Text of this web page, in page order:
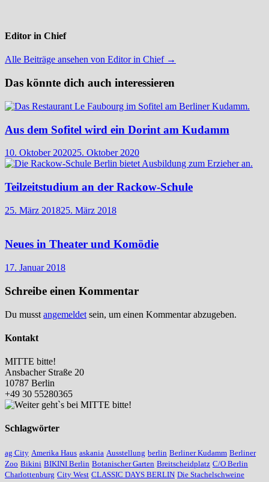
Editor in Chief
Alle Beiträge ansehen von Editor in Chief →
Das könnte dich auch interessieren
Aus dem Sofitel wird ein Dorint am Kudamm
10. Oktober 202025. Oktober 2020
Teilzeitstudium an der Rackow-Schule
25. März 201825. März 2018
Neues in Theater und Komödie
17. Januar 2018
Schreibe einen Kommentar
Du musst angemeldet sein, um einen Kommentar abzugeben.
Kontakt
MITTE bitte!
Ansbacher Straße 20
10787 Berlin
+49 30 55280365
Schlagwörter
ag City Amerika Haus askania Ausstellung berlin Berliner Kudamm Berliner
Zoo Bikini BIKINI Berlin Botanischer Garten Breitscheidplatz C/O Berlin
Charlottenburg City West CLASSIC DAYS BERLIN Die Stachelschweine